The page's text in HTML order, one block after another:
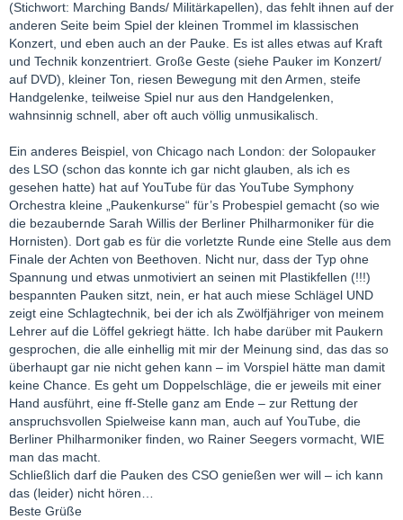
(Stichwort: Marching Bands/ Militärkapellen), das fehlt ihnen auf der
anderen Seite beim Spiel der kleinen Trommel im klassischen
Konzert, und eben auch an der Pauke. Es ist alles etwas auf Kraft
und Technik konzentriert. Große Geste (siehe Pauker im Konzert/
auf DVD), kleiner Ton, riesen Bewegung mit den Armen, steife
Handgelenke, teilweise Spiel nur aus den Handgelenken,
wahnsinnig schnell, aber oft auch völlig unmusikalisch.
Ein anderes Beispiel, von Chicago nach London: der Solopauker
des LSO (schon das konnte ich gar nicht glauben, als ich es
gesehen hatte) hat auf YouTube für das YouTube Symphony
Orchestra kleine „Paukenkurse“ für’s Probespiel gemacht (so wie
die bezaubernde Sarah Willis der Berliner Philharmoniker für die
Hornisten). Dort gab es für die vorletzte Runde eine Stelle aus dem
Finale der Achten von Beethoven. Nicht nur, dass der Typ ohne
Spannung und etwas unmotiviert an seinen mit Plastikfellen (!!!)
bespannten Pauken sitzt, nein, er hat auch miese Schlägel UND
zeigt eine Schlagtechnik, bei der ich als Zwölfjähriger von meinem
Lehrer auf die Löffel gekriegt hätte. Ich habe darüber mit Paukern
gesprochen, die alle einhellig mit mir der Meinung sind, das das so
überhaupt gar nie nicht gehen kann – im Vorspiel hätte man damit
keine Chance. Es geht um Doppelschläge, die er jeweils mit einer
Hand ausführt, eine ff-Stelle ganz am Ende – zur Rettung der
anspruchsvollen Spielweise kann man, auch auf YouTube, die
Berliner Philharmoniker finden, wo Rainer Seegers vormacht, WIE
man das macht.
Schließlich darf die Pauken des CSO genießen wer will – ich kann
das (leider) nicht hören…
Beste Grüße